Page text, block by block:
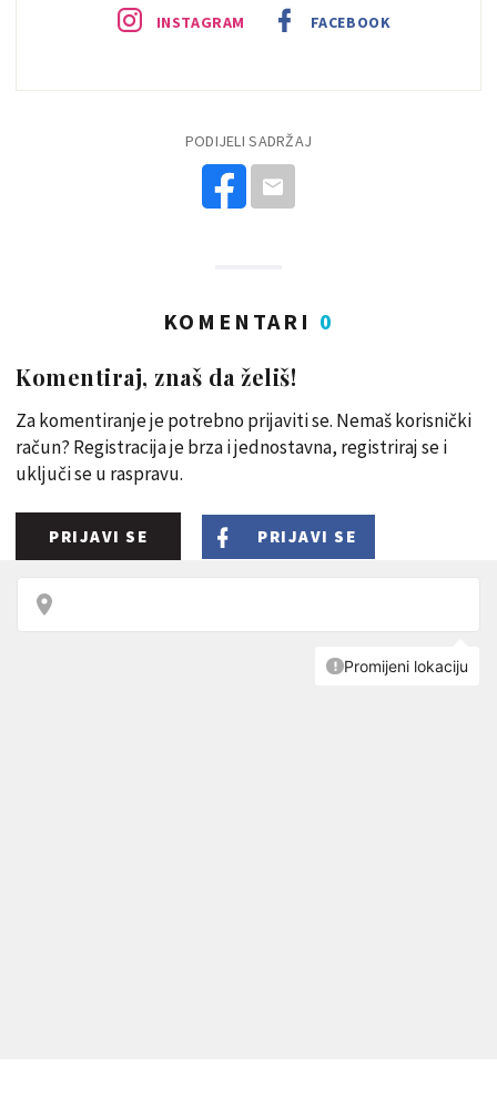
INSTAGRAM FACEBOOK
PODIJELI SADRŽAJ
KOMENTARI 0
Komentiraj, znaš da želiš!
Za komentiranje je potrebno prijaviti se. Nemaš korisnički
račun? Registracija je brza i jednostavna, registriraj se i
uključi se u raspravu.
PRIJAVI SE PRIJAVI SE